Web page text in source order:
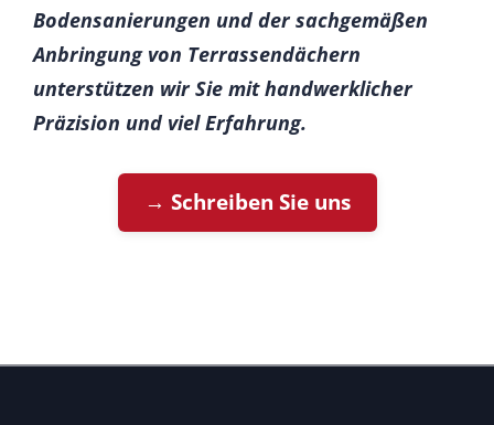
Bodensanierungen und der sachgemäßen
Anbringung von Terrassendächern
unterstützen wir Sie mit handwerklicher
Präzision und viel Erfahrung.
→ Schreiben Sie uns